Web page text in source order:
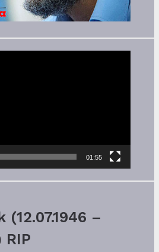
01:55
(12.07.1946 –
RIP